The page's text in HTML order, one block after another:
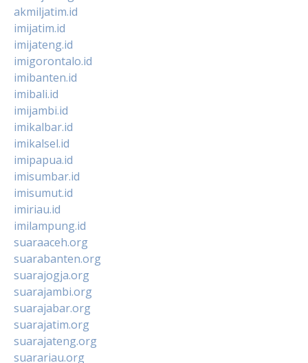
akmiljatim.id
imijatim.id
imijateng.id
imigorontalo.id
imibanten.id
imibali.id
imijambi.id
imikalbar.id
imikalsel.id
imipapua.id
imisumbar.id
imisumut.id
imiriau.id
imilampung.id
suaraaceh.org
suarabanten.org
suarajogja.org
suarajambi.org
suarajabar.org
suarajatim.org
suarajateng.org
suarariau.org